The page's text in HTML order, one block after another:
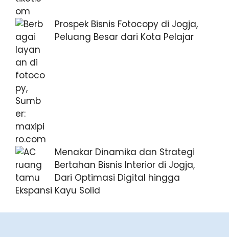
Prospek Bisnis Fotocopy di Jogja,
Peluang Besar dari Kota Pelajar
Menakar Dinamika dan Strategi
Bertahan Bisnis Interior di Jogja,
Dari Optimasi Digital hingga
Ekspansi Kayu Solid